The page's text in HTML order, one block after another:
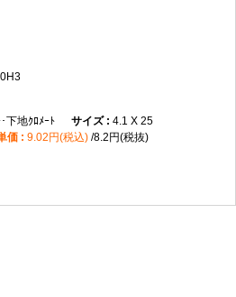
下地ｸﾛﾒｰﾄ
4.1 X 25
9.02円(税込) 8.2円(税抜)